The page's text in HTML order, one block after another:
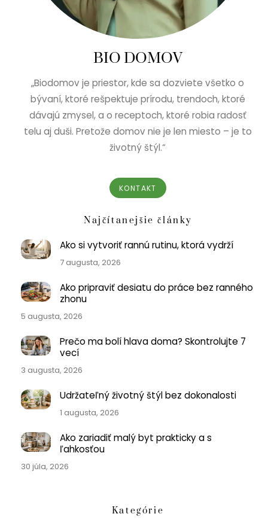
BIO DOMOV
„Biodomov je priestor, kde sa dozviete všetko o
bývaní, ktoré rešpektuje prírodu, trendoch, ktoré
dávajú zmysel, a o receptoch, ktoré robia radosť
telu aj duši. Pretože domov nie je len miesto – je to
životný štýl.“
KONTAKT
Najčítanejšie články
Ako si vytvoriť rannú rutinu, ktorá vydrží
7 augusta, 2026
Ako pripraviť desiatu do práce bez ranného
zhonu
5 augusta, 2026
Prečo ma bolí hlava doma? Skontrolujte 7
vecí
3 augusta, 2026
Udržateľný životný štýl bez dokonalosti
1 augusta, 2026
Ako zariadiť malý byt prakticky a s
ľahkosťou
30 júla, 2026
Kategórie